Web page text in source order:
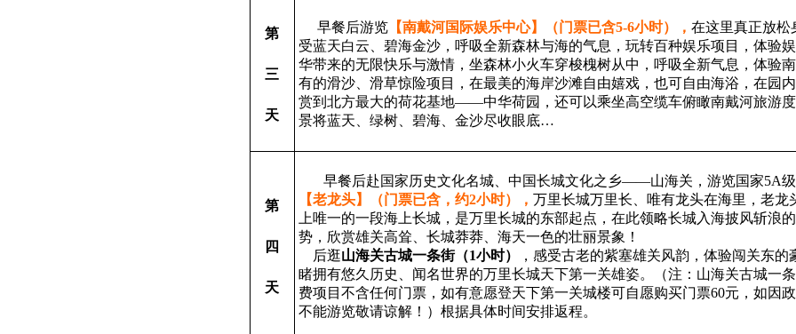
第
三
天
早餐后游览【南戴河国际娱乐中心】（门票已含5-6小时）， 在这里真正放松
受蓝天白云、碧海金沙，呼吸全新森林与海的气息，玩转百种娱乐项目，体验
华带来的无限快乐与激情，坐森林小火车穿梭槐树从中，呼吸全新气息，体验
有的滑沙、滑草惊险项目，在最美的海岸沙滩自由嬉戏，也可自由海浴，在园
赏到北方最大的荷花基地——中华荷园，还可以乘坐高空缆车俯瞰南戴河旅游
景将蓝天、绿树、碧海、金沙尽收眼底…
第
四
天
早餐后赴国家历史文化名城、中国长城文化之乡——山海关，游览国家5A
【老龙头】（门票已含，约2小时）， 万里长城万里长、唯有龙头在海里，老龙
上唯一的一段海上长城，是万里长城的东部起点，在此领略长城入海披风斩浪
势，欣赏雄关高耸、长城莽莽、海天一色的壮丽景象！
后逛山海关古城一条街（1小时）
，感受古老的紫塞雄关风韵，体验闯关东的
睹拥有悠久历史、闻名世界的万里长城天下第一关雄姿。（注：山海关古城一
费项目不含任何门票，如有意愿登天下第一关城楼可自愿购买门票60元，如因
不能游览敬请谅解！） 根据具体时间安排返程。